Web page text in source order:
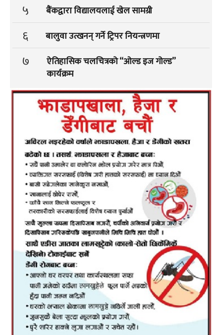
५ बैंकद्वारा विद्यालयलाई खेल सामग्री
६ बालुवा उत्खनन् गर्ने ट्रिपर नियन्त्रणमा
७
ऐतिहासिक चलचित्रको “ओल्ड इज गोल्ड”
कार्यक्रम